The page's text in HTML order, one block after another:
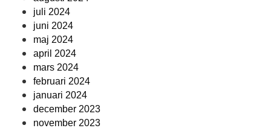
juli 2024
juni 2024
maj 2024
april 2024
mars 2024
februari 2024
januari 2024
december 2023
november 2023